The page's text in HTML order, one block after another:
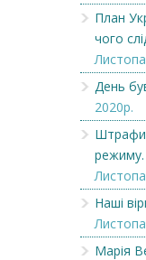
План
чого
День
2020р.
Штрафи
режиму.
Наші
Марія